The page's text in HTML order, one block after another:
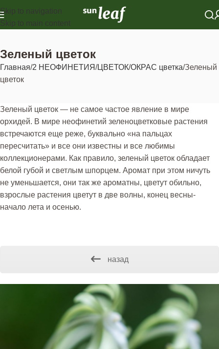
Skip to navigation
Skip to main content
Зеленый цветок
Главная 2 НЕОФИНЕТИЯ ЦВЕТОК ОКРАС цветка Зеленый
цветок
Зеленый цветок — не самое частое явление в мире
орхидей. В мире неофинетий зеленоцветковые растения
встречаются еще реже, буквально «на пальцах
пересчитать» и все они известны и все любимы
коллекционерами. Как правило, зеленый цветок обладает
белой губой и светлым шпорцем. Аромат при этом ничуть
не уменьшается, они так же ароматны, цветут обильно,
взрослые растения цветут в две волны, конец весны-
начало лета и осенью.
назад